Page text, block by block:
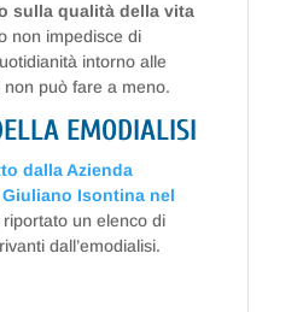
sulla qualità della vita
non impedisce di
intorno alle
può fare a meno.
EMODIALISI
dalla Azienda
Isontina nel
riportato un elenco di
dall’emodialisi.